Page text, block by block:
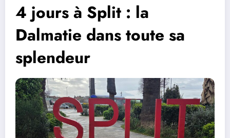
4 jours à Split : la
Dalmatie dans toute sa
splendeur